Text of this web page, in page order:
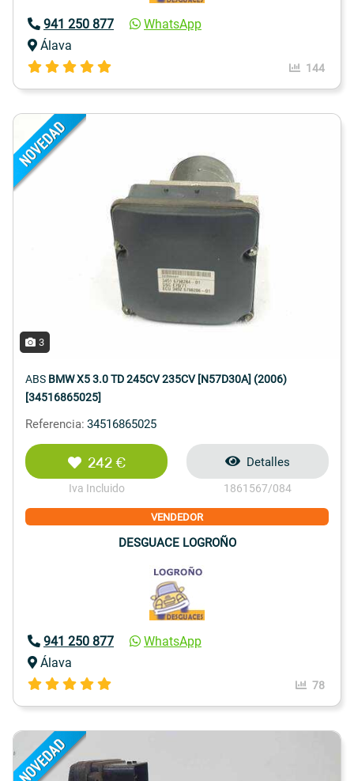
941 250 877
WhatsApp
Álava
144
3
ABS BMW X5 3.0 TD 245CV 235CV [N57D30A] (2006)
[34516865025]
Referencia: 34516865025
242 €
Iva Incluido
Detalles
1861567/084
VENDEDOR
DESGUACE LOGROÑO
941 250 877
WhatsApp
Álava
78